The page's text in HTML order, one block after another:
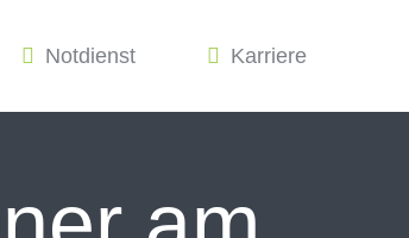
Notdienst Karriere